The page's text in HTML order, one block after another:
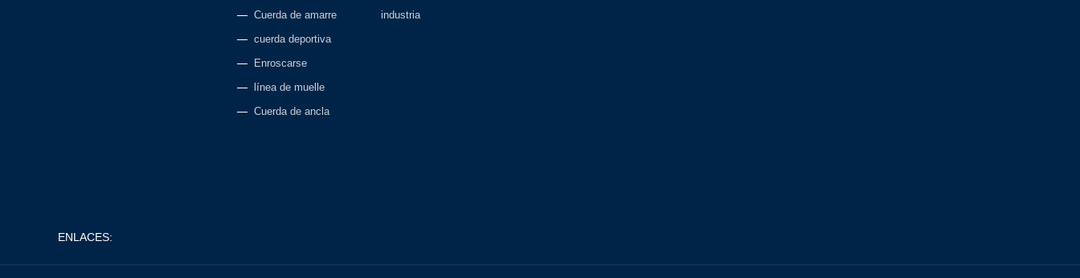
Cuerda de amarre
cuerda deportiva
Enroscarse
línea de muelle
Cuerda de ancla
industria
ENLACES: